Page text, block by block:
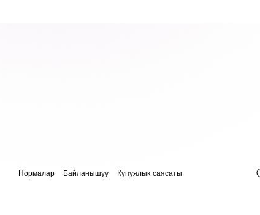
Нормалар Байланышуу Купуялык саясаты